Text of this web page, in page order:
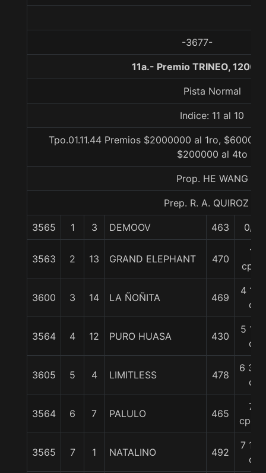
-3677-
11a.- Premio TRINEO, 1200
Pista Normal
Indice: 11 al 10
Tpo.01.11.44 Premios $2000000 al 1ro,
$200000 al 4to
Prop. HE WANG
Prep. R. A. QUIROZ S.
3565 1 3 DEMOOV 463 0/0
3563 2 13 GRAND ELEPHANT 470
1
cpo.
3600 3 14 LA ÑOÑITA 469
4 1/2
c
3564 4 12 PURO HUASA 430
5 1/4
c
3605 5 4 LIMITLESS 478
6 3/4
c
3564 6 7 PALULO 465
7
cpos.
3565 7 1 NATALINO 492
7 1/4
c